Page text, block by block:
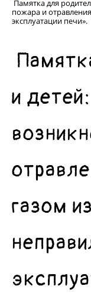
Памятка для
пожара и
эксплуатации печи».
и
газом